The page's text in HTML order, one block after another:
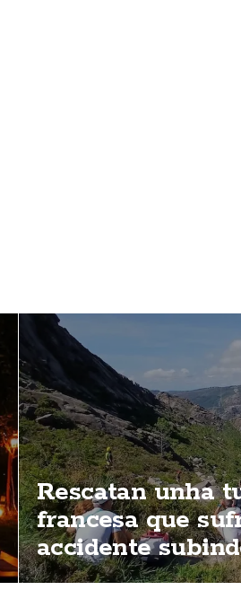
Rescatan unha
francesa que
accidente
Pindo